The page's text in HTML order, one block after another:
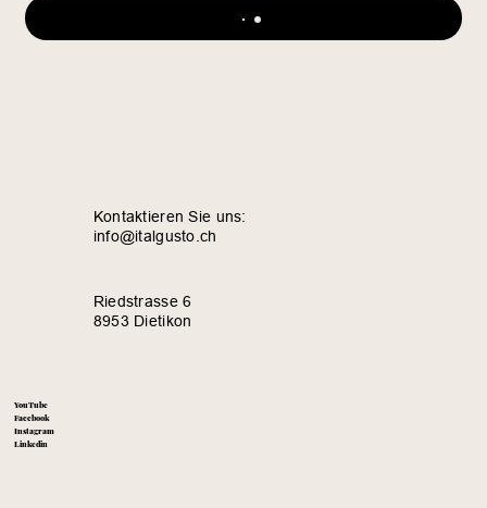
YouTube
Facebook
Instagram
Linkedin
Kontaktieren Sie uns:
Riedstrasse 6
8953 Dietikon
info@italgusto.ch